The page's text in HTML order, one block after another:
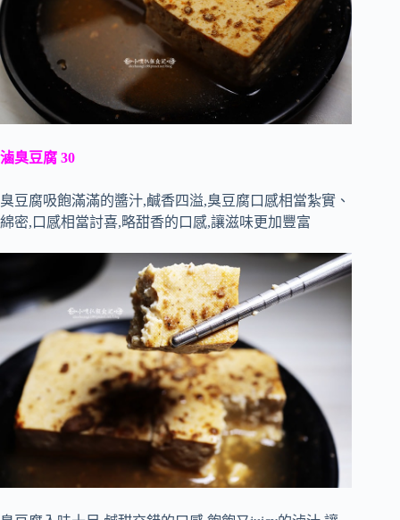
滷臭豆腐 30
臭豆腐吸飽滿滿的醬汁,鹹香四溢,臭豆腐口感相當紮實、
綿密,口感相當討喜,略甜香的口感,讓滋味更加豐富